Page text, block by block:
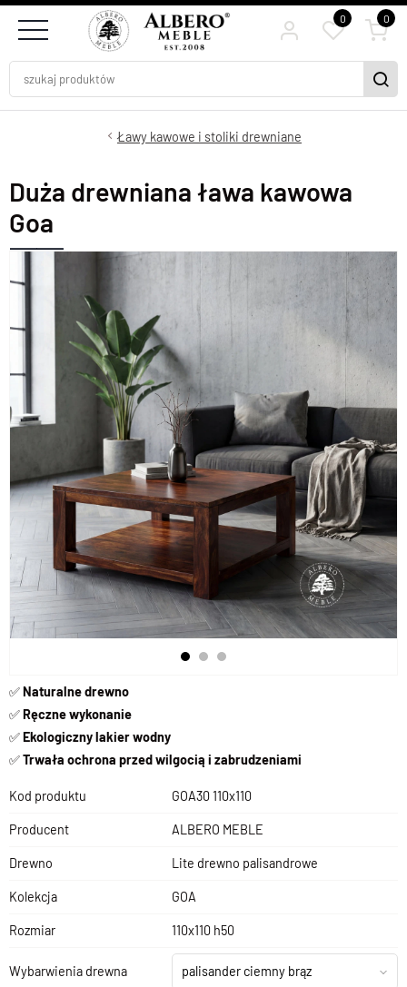
0 0
Ławy kawowe i stoliki drewniane
Duża drewniana ława kawowa
Goa
✅Naturalne drewno
✅Ręczne wykonanie
✅Ekologiczny lakier wodny
✅Trwała ochrona przed wilgocią i zabrudzeniami
Kod produktu GOA30 110x110
Producent ALBERO MEBLE
Drewno Lite drewno palisandrowe
Kolekcja GOA
Rozmiar 110x110 h50
Wybarwienia drewna palisander ciemny brąz